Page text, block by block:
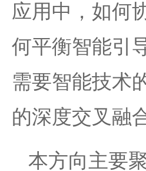
应用中，如何
何平衡智能引
需要智能技术
的深度交叉融
本方向主要